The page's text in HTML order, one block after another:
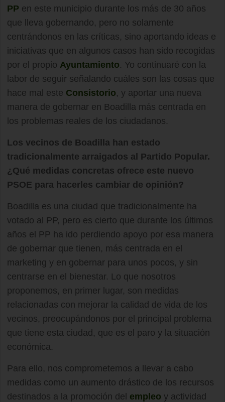
PP en este municipio durante los más de 30 años
que lleva gobernando, pero no solamente
centrándonos en las críticas, sino aportando ideas e
iniciativas que en algunos casos han sido recogidas
por el propio Ayuntamiento. Yo continuaré con la
labor de seguir señalando cuáles son las cosas que
hace mal este Consistorio, y aportar una nueva
manera de gobernar en Boadilla más centrada en
los problemas reales de los ciudadanos.
Los vecinos de Boadilla han estado
tradicionalmente arraigados al Partido Popular.
¿Qué medidas concretas ofrece este nuevo
PSOE para hacerles cambiar de opinión?
Boadilla es una ciudad que tradicionalmente ha
votado al PP, pero es cierto que durante los últimos
años el PP ha ido perdiendo apoyo por esa manera
de gobernar que tienen, más centrada en el
marketing y en gobernar para unos pocos, y sin
centrarse en el bienestar. Lo que nosotros
proponemos, en primer lugar, son medidas
relacionadas con mejorar la calidad de vida de los
vecinos, preocupándonos por el principal problema
que tiene esta ciudad, que es el paro y la situación
económica.
Para ello, nos comprometemos a llevar a cabo
medidas como un aumento drástico de los recursos
destinados a la promoción del empleo y actividad